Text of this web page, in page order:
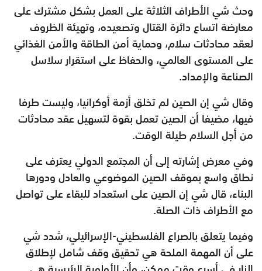
وحث شي الأطراف الثلاثة على العمل بشكل مشترك على
معارضة اتساع دائرة القتال وتصعيده، وتهيئة الظروف
لعقد محادثات سلام، وحماية أمن الطاقة والأمن الغذائي
على المستوى العالمي، والحفاظ على استقرار سلاسل
الصناعة والإمداد.
وقال شي إن الصين لم تخلق أزمة أوكرانيا، وليست طرفا
فيها، مضيفا أن الصين تعمل بقوة لتسهيل عقد محادثات
من أجل السلام طيلة الوقت.
وفي معرض إشارته إلى أن المجتمع الدولي يعترف على
نطاق واسع بموقف الصين الموضوعي والعادل ودورها
البناء، قال شي إن الصين على استعداد للبقاء على تواصل
مع الأطراف ذات الصلة.
وفيما يتعلق بالصراع الفلسطيني-الإسرائيلي، شدد شي
على أن المهمة الملحة هي تحقيق وقف شامل لإطلاق